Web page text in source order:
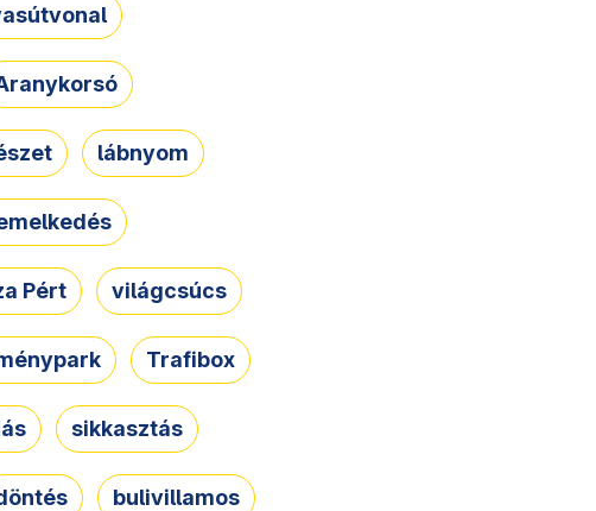
lábnyom
Pért világcsúcs
Trafibox
sikkasztás
bulivillamos